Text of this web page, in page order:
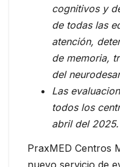
cognitivos y
de todas las
atención,
de memoria,
del
Las
todos los
abril del 2025.
PraxMED Centros